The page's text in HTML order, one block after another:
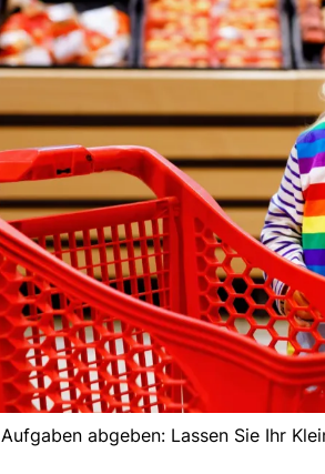
Aufgaben abgeben: Lassen Sie Ihr